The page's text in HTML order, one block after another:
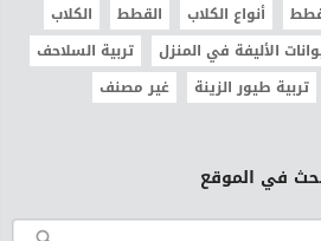
أنواع الكلاب القطط
الكلاب
الأليفة في المنزل
تربية السلاحف
تربية طيور الزينة غير مصنف
في الموقع